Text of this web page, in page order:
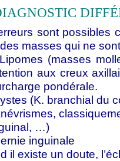
sont possibles
masses qui ne
Lipomes (masses
aux creux
pondérale.
(K. branchial du
…)
inguinale
il existe un doute,